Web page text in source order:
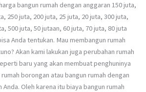
bangun rumah dengan anggaran 150 juta,
250 juta, 200 juta, 25 juta, 20 juta, 300 juta,
500 juta, 50 jutaan, 60 juta, 70 juta, 80 juta
Anda tentukan. Mau membangun rumah
Akan kami lakukan juga perubahan rumah
baru yang akan membuat penghuninya
borongan atau bangun rumah dengan
Oleh karena itu biaya bangun rumah